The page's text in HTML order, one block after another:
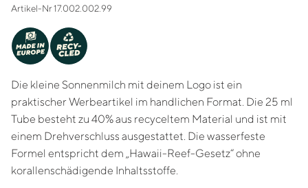
Artikel-Nr 17.002.002.99
MADE IN
EUROPE
RECY-
CLED
Die kleine Sonnenmilch mit deinem Logo ist ein
praktischer Werbeartikel im handlichen Format. Die 25 ml
Tube besteht zu 40% aus recyceltem Material und ist mit
einem Drehverschluss ausgestattet. Die wasserfeste
Formel entspricht dem „Hawaii-Reef-Gesetz“ ohne
korallenschädigende Inhaltsstoffe.